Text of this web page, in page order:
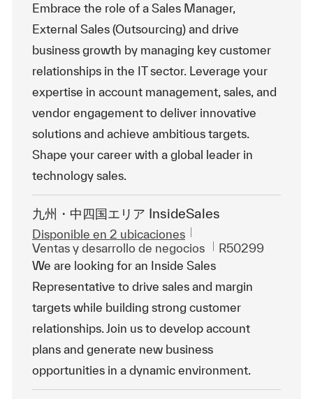
Embrace the role of a Sales Manager,
External Sales (Outsourcing) and drive
business growth by managing key customer
relationships in the IT sector. Leverage your
expertise in account management, sales, and
vendor engagement to deliver innovative
solutions and achieve ambitious targets.
Shape your career with a global leader in
technology sales.
九州・中四国エリア InsideSales
Disponible en 2 ubicaciones
Categoría
Ventas y desarrollo de negocios Id. de trabajo
R50299
We are looking for an Inside Sales
Representative to drive sales and margin
targets while building strong customer
relationships. Join us to develop account
plans and generate new business
opportunities in a dynamic environment.